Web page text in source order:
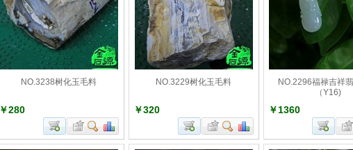
NO.3238树化玉毛料
￥280
NO.3229树化玉毛料
￥320
NO.2296福禄吉祥
（Y16)
￥1360